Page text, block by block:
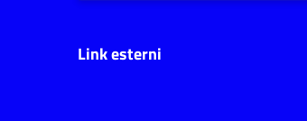
Link esterni